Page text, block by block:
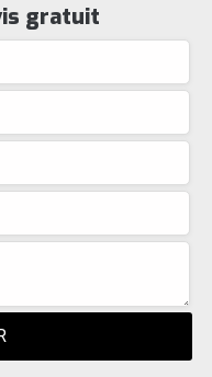
gratuit